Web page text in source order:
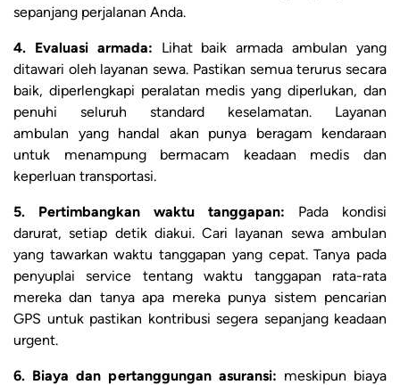
sepanjang perjalanan Anda.
4. Evaluasi armada: Lihat baik armada ambulan yang
ditawari oleh layanan sewa. Pastikan semua terurus secara
baik, diperlengkapi peralatan medis yang diperlukan, dan
penuhi seluruh standard keselamatan. Layanan
ambulan yang handal akan punya beragam kendaraan
untuk menampung bermacam keadaan medis dan
keperluan transportasi.
5. Pertimbangkan waktu tanggapan: Pada kondisi
darurat, setiap detik diakui. Cari layanan sewa ambulan
yang tawarkan waktu tanggapan yang cepat. Tanya pada
penyuplai service tentang waktu tanggapan rata-rata
mereka dan tanya apa mereka punya sistem pencarian
GPS untuk pastikan kontribusi segera sepanjang keadaan
urgent.
6. Biaya dan pertanggungan asuransi: meskipun biaya